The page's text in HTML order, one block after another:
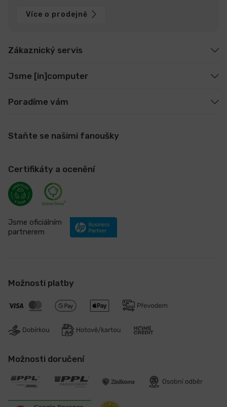
Více o prodejně
Zákaznický servis
Jsme [in]computer
Poradíme vám
Staňte se našimi fanoušky
Certifikáty a ocenění
Jsme oficiálním
partnerem
Možnosti platby
Možnosti doručení